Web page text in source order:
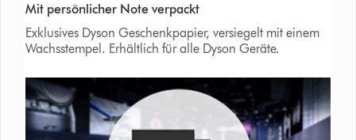
Mit persönlicher Note verpackt
Exklusives Dyson Geschenkpapier, versiegelt mit einem
Wachsstempel. Erhältlich für alle Dyson Geräte.